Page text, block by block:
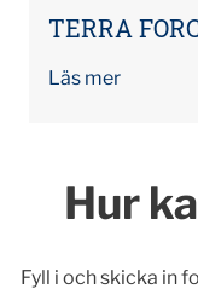
TERRA
Läs mer
Hur
Fyll i och skicka in